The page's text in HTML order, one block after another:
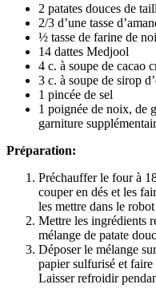
2 patates douces de
2/3 d’une tasse
½ tasse de farine de
14 dattes Medjool
4 c. à soupe de cacao
3 c. à soupe de sirop
1 pincée de sel
1 poignée de noix, de
garniture
Préparation:
Préchauffer le four à
couper en dés et les
les mettre dans le
Mettre les ingrédients
mélange de patate
Déposer le mélange
papier sulfurisé et
Laisser refroidir